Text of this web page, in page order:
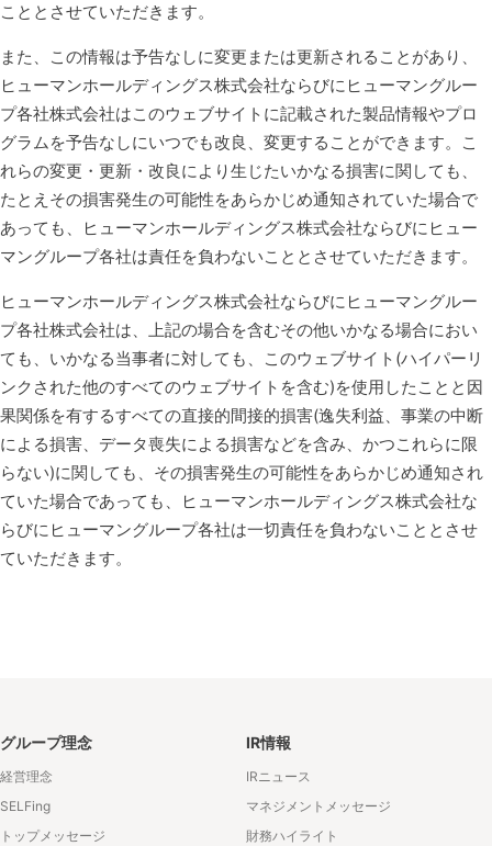
こととさせていただきます。
また、この情報は予告なしに変更または更新されることがあり、
ヒューマンホールディングス株式会社ならびにヒューマングルー
プ各社株式会社はこのウェブサイトに記載された製品情報やプロ
グラムを予告なしにいつでも改良、変更することができます。こ
れらの変更・更新・改良により生じたいかなる損害に関しても、
たとえその損害発生の可能性をあらかじめ通知されていた場合で
あっても、ヒューマンホールディングス株式会社ならびにヒュー
マングループ各社は責任を負わないこととさせていただきます。
ヒューマンホールディングス株式会社ならびにヒューマングルー
プ各社株式会社は、上記の場合を含むその他いかなる場合におい
ても、いかなる当事者に対しても、このウェブサイト(ハイパーリ
ンクされた他のすべてのウェブサイトを含む)を使用したことと因
果関係を有するすべての直接的間接的損害(逸失利益、事業の中断
による損害、データ喪失による損害などを含み、かつこれらに限
らない)に関しても、その損害発生の可能性をあらかじめ通知され
ていた場合であっても、ヒューマンホールディングス株式会社な
らびにヒューマングループ各社は一切責任を負わないこととさせ
ていただきます。
グループ理念
経営理念
SELFing
トップメッセージ
IR情報
IRニュース
マネジメントメッセージ
財務ハイライト